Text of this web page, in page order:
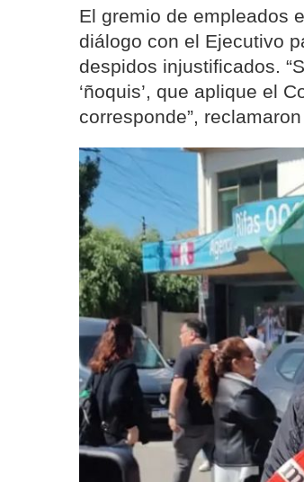
El gremio de empleados
diálogo con el Ejecutivo
despidos injustificados.
‘ñoquis’, que aplique el
corresponde”, reclamaron